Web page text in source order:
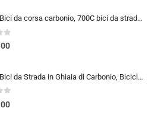
KABON Bici da corsa carbonio, 700C bici da strada T800 Completamente carbonio con Shimano 105 R7000 22 velocità 8.1 KG Leg…
5
KABON Bici da Strada in Ghiaia di Carbonio, Bicicletta con Telaio in Fibra di Carbonio T800 con Bicicletta da Corsa con Fr…
5